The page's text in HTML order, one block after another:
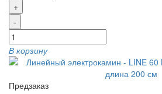
+
-
В корзину
Предзаказ